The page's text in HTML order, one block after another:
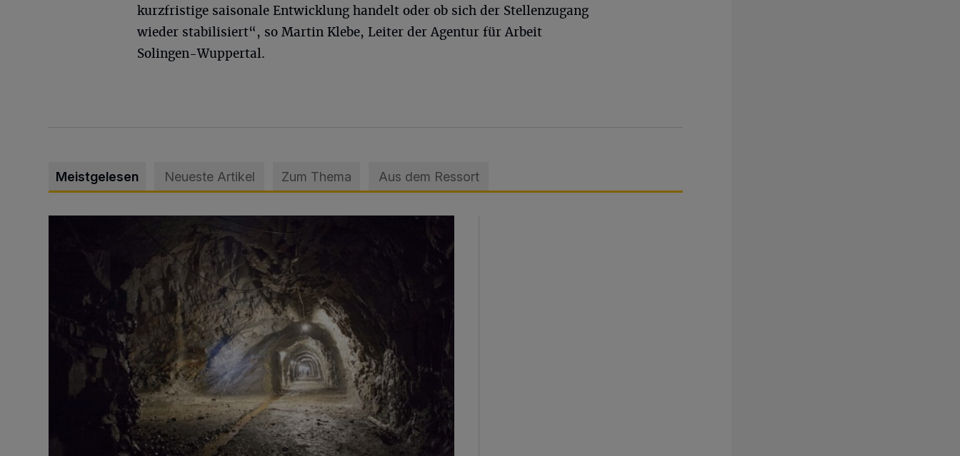
kurzfristige saisonale Entwicklung handelt oder ob sich der Stellenzugang
wieder stabilisiert“, so Martin Klebe, Leiter der Agentur für Arbeit
Solingen-Wuppertal.
Meistgelesen Neueste Artikel Zum Thema Aus dem Ressort